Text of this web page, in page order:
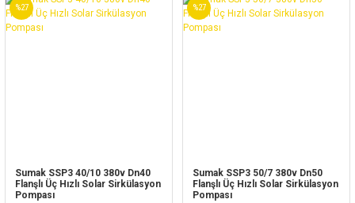
%27
Sumak SSP3 40/10 380v Dn40
Flanşlı Üç Hızlı Solar Sirkülasyon
Pompası
%27
Sumak SSP3 50/7 380v Dn50
Flanşlı Üç Hızlı Solar Sirkülasyon
Pompası